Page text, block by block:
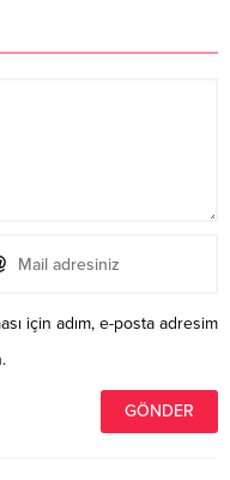
için adım, e-posta adresim